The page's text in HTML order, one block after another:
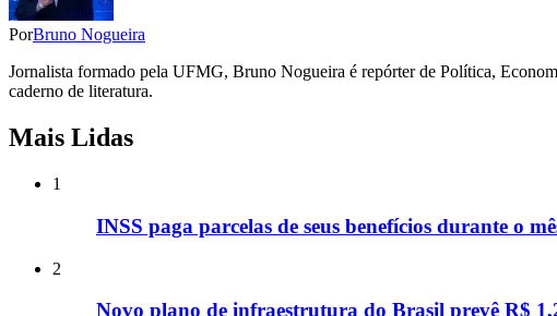
PorBruno Nogueira
Jornalista formado pela UFMG, Bruno Nogueira é repórter de Política,
caderno de literatura.
Mais Lidas
1
INSS paga parcelas de seus benefícios durante o
2
Novo plano de infraestrutura do Brasil prevê R$